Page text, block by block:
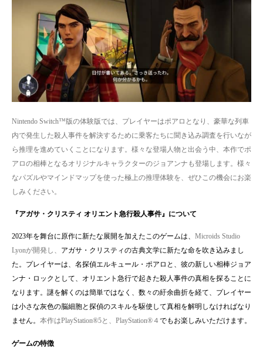
Nintendo Switch™版の体験版では、プレイヤーはポアロとなり、豪華な列車
内で発生した殺人事件を解決するために乗客たちに聞き込み調査を行いなが
ら推理を進めていくことになります。様々な登場人物と出会う中、本作でポ
アロの相棒となるオリジナルキャラクターのジョアンナも登場します。様々
なパズルやマインドマップを使った極上の推理体験を、ぜひこの機会にお楽
しみください。
『アガサ・クリスティ オリエント急行殺人事件』について
2023年を舞台に原作に新たな展開を加えたこのゲームは、 Microids Studio
Lyonが開発し、 アガサ・クリスティの古典文学に新たな命を吹き込みまし
た。プレイヤーは、名探偵エルキュール・ポアロと、彼の新しい相棒ジョア
ンナ・ロックとして、オリエント急行で起きた殺人事件の真相を探ることに
なります。謎を解くのは簡単ではなく、数々の紆余曲折を経て、プレイヤー
は小さな灰色の脳細胞と探偵のスキルを駆使して真相を解明しなければなり
ません。 本作はPlayStation®5と、 PlayStation® ４ でもお楽しみいただけます。
ゲームの特徴